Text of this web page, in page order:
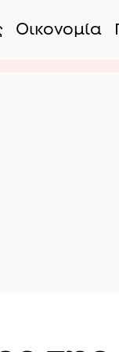
Οικονομία